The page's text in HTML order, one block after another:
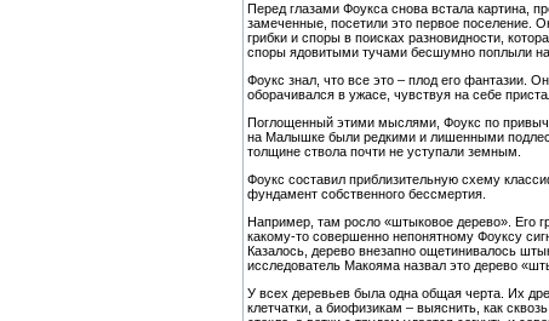
Перед глазами Фоукса снова встала картина,
замеченные, посетили это первое поселение.
грибки и споры в поисках разновидности,
споры ядовитыми тучами бесшумно поплыли
Фоукс знал, что все это – плод его фантазии.
оборачивался в ужасе, чувствуя на себе
Поглощенный этими мыслями, Фоукс по
на Малышке были редкими и лишенными
толщине ствола почти не уступали земным.
Фоукс составил приблизительную схему
фундамент собственного бессмертия.
Например, там росло «штыковое дерево». Его
какому-то совершенно непонятному Фоуксу
Казалось, дерево внезапно ощетинивалось
исследователь Макояма назвал это дерево
У всех деревьев была одна общая черта. Их
клетчатки, а биофизикам – выяснить, как